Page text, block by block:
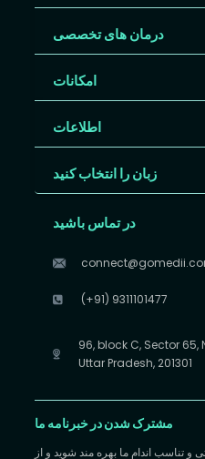
درمان های تخصصی
امکانات
اطلاعات
زبان را انتخاب کنید
در تماس باشید
(+91) 9311101477
96, block C, Sector 65,
Uttar Pradesh, 201301
مشترک شدن در خبرنامه ما
تناسب اندام ما بهره مند شوید و از